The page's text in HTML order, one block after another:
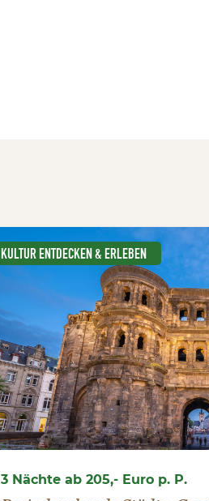
KULTUR ENTDECKEN & ERLEBEN
3 Nächte ab 205,- Euro p. P.